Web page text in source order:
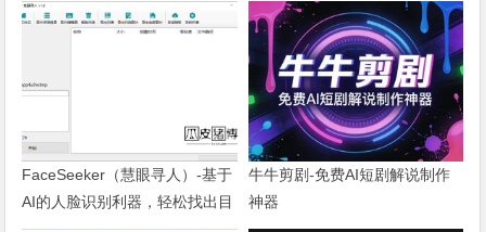
FaceSeeker（慧眼寻人）-基于
AI的人脸识别利器，轻松找出目
牛牛剪剧-免费AI短剧解说制作
神器